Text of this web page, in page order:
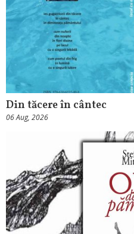
Din tăcere în cântec
06 Aug, 2026